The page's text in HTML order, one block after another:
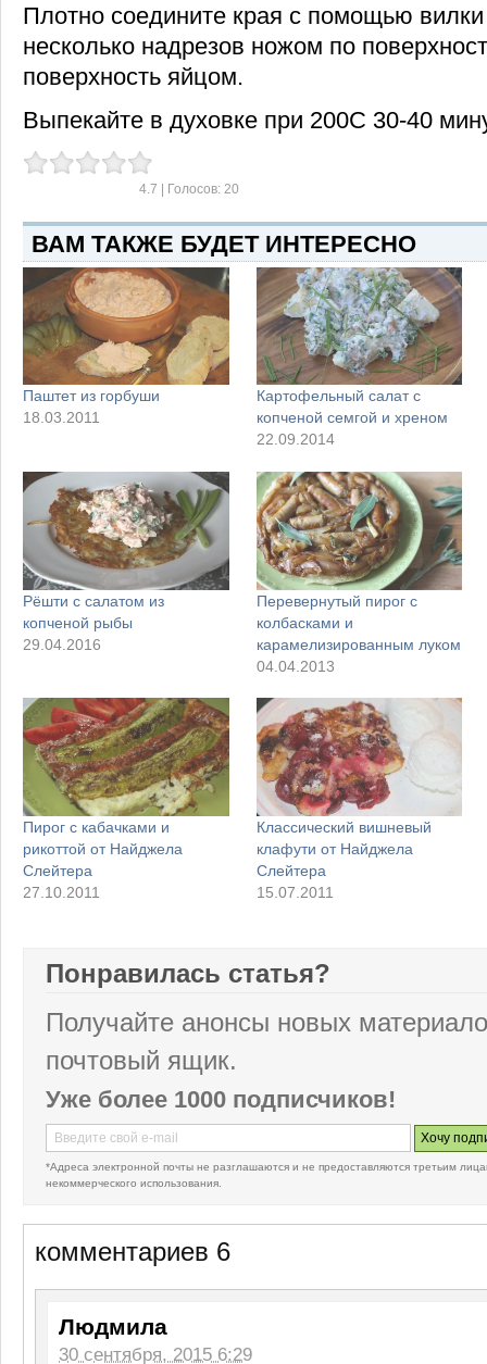
Плотно соедините края с помощью
несколько надрезов ножом по
поверхность яйцом.
Выпекайте в духовке при 200С 30-40
4.7 | Голосов: 20
ВАМ ТАКЖЕ БУДЕТ ИНТЕРЕСНО
Паштет из горбуши
18.03.2011
Картофельный салат с
копченой семгой и хреном
22.09.2014
Рёшти с салатом из
копченой рыбы
29.04.2016
Перевернутый пирог с
колбасками и
карамелизированным луком
04.04.2013
Пирог с кабачками и
рикоттой от Найджела
Слейтера
27.10.2011
Классический вишневый
клафути от Найджела
Слейтера
15.07.2011
Понравилась статья?
Получайте анонсы новых
почтовый ящик.
Уже более 1000 подписчиков!
*Адреса электронной почты не разглашаются и не предоставляются третьим
некоммерческого использования.
комментариев 6
Людмила
30 сентября, 2015 6:29